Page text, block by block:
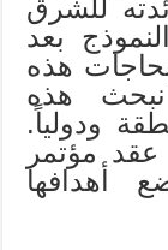
للشرق
بعد
بحاجات هذه
هذه
ودولياً.
مؤتمر
أهدافها